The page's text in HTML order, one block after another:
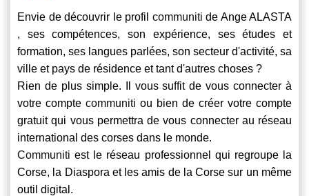
Envie de découvrir le profil communiti de Ange ALASTA
, ses compétences, son expérience, ses études et
formation, ses langues parlées, son secteur d'activité, sa
ville et pays de résidence et tant d'autres choses ?
Rien de plus simple. Il vous suffit de vous connecter à
votre compte communiti ou bien de créer votre compte
gratuit qui vous permettra de vous connecter au réseau
international des corses dans le monde.
Communiti est le réseau professionnel qui regroupe la
Corse, la Diaspora et les amis de la Corse sur un même
outil digital.